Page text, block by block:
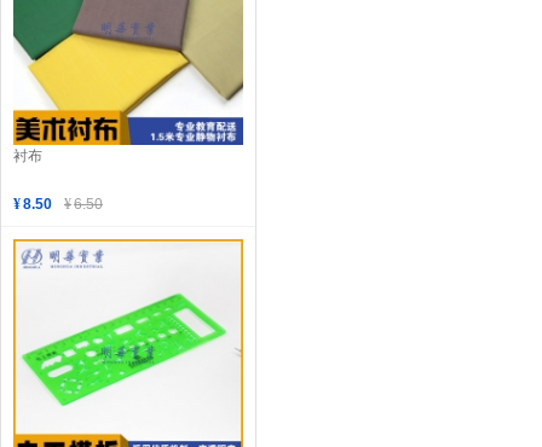
衬布
¥8.50 ¥6.50